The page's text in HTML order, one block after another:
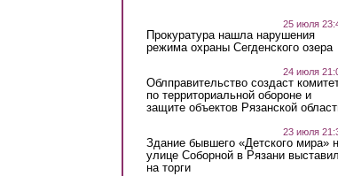
25 июля
Прокуратура нашла нарушения
режима охраны Сегденского озера
24 июля
Облправительство создаст
по территориальной обороне и
защите объектов Рязанской
23 июля
Здание бывшего «Детского мира»
улице Соборной в Рязани
на торги